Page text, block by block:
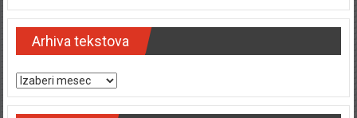
Arhiva tekstova
Arhiva tekstova